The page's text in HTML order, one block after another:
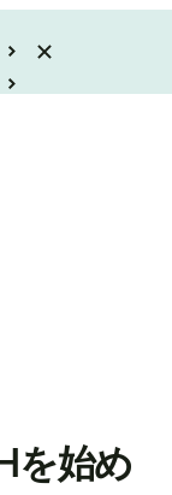
を始め